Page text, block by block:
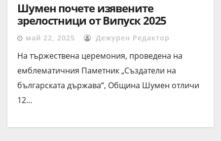
Шумен почете изявените
зрелостници от Випуск 2025
май 22, 2025 Дежурен Редактор
На тържествена церемония, проведена на
емблематичния Паметник „Създатели на
българската държава“, Община Шумен отличи
12...